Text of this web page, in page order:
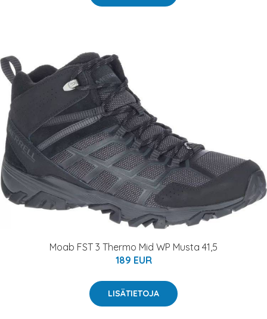
Moab FST 3 Thermo Mid WP Musta 41,5
189 EUR
LISÄTIETOJA